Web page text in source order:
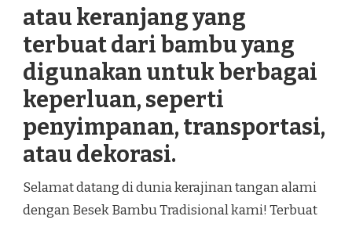
atau keranjang yang
terbuat dari bambu yang
digunakan untuk berbagai
keperluan, seperti
penyimpanan, transportasi,
atau dekorasi.
Selamat datang di dunia kerajinan tangan alami
dengan Besek Bambu Tradisional kami! Terbuat